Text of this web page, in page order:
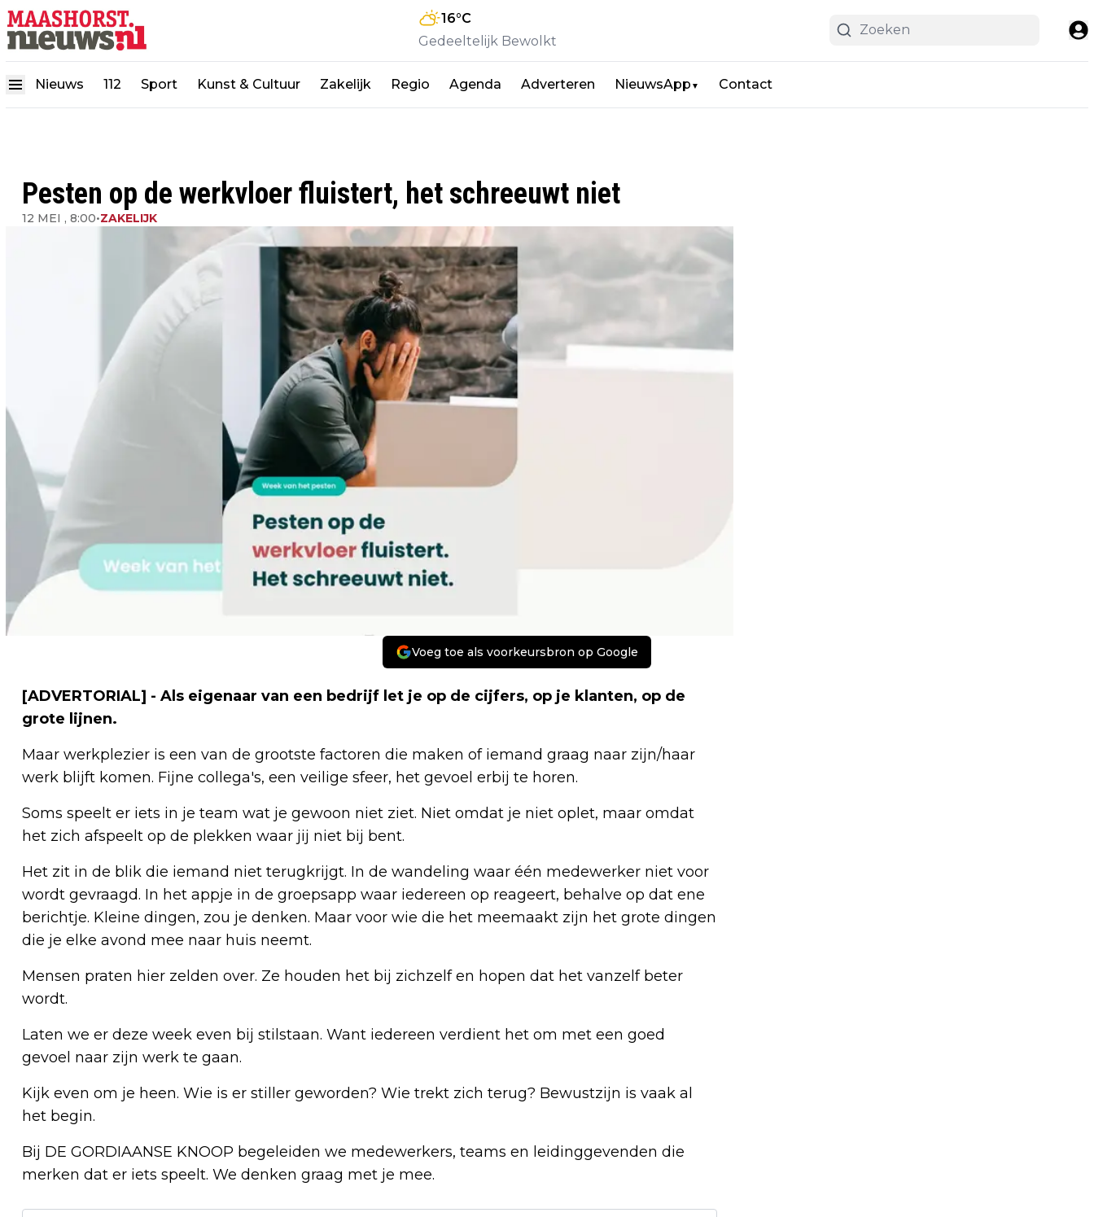
16°C
Gedeeltelijk Bewolkt
Nieuws 112 Sport Kunst & Cultuur Zakelijk Regio Agenda Adverteren NieuwsApp ▼ Contact
Pesten op de werkvloer fluistert, het schreeuwt niet
12 MEI , 8:00•ZAKELIJK
Voeg toe als voorkeursbron op Google
[ADVERTORIAL] - Als eigenaar van een bedrijf let je op de cijfers, op je klanten, op de
grote lijnen.
Maar werkplezier is een van de grootste factoren die maken of iemand graag naar zijn/haar
werk blijft komen. Fijne collega's, een veilige sfeer, het gevoel erbij te horen.
Soms speelt er iets in je team wat je gewoon niet ziet. Niet omdat je niet oplet, maar omdat
het zich afspeelt op de plekken waar jij niet bij bent.
Het zit in de blik die iemand niet terugkrijgt. In de wandeling waar één medewerker niet voor
wordt gevraagd. In het appje in de groepsapp waar iedereen op reageert, behalve op dat ene
berichtje. Kleine dingen, zou je denken. Maar voor wie die het meemaakt zijn het grote dingen
die je elke avond mee naar huis neemt.
Mensen praten hier zelden over. Ze houden het bij zichzelf en hopen dat het vanzelf beter
wordt.
Laten we er deze week even bij stilstaan. Want iedereen verdient het om met een goed
gevoel naar zijn werk te gaan.
Kijk even om je heen. Wie is er stiller geworden? Wie trekt zich terug? Bewustzijn is vaak al
het begin.
Bij DE GORDIAANSE KNOOP begeleiden we medewerkers, teams en leidinggevenden die
merken dat er iets speelt. We denken graag met je mee.